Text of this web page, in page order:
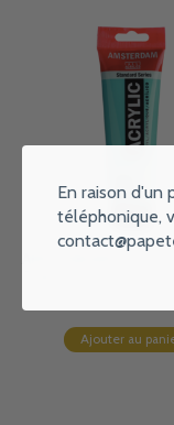
Ajouter au
En raison d'un
téléphonique,